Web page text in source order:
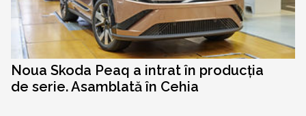
Noua Skoda Peaq a intrat în producția
de serie. Asamblată în Cehia